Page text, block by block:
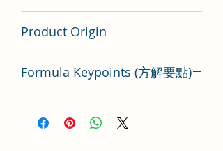
Product Origin
Formula Keypoints (方解要點)